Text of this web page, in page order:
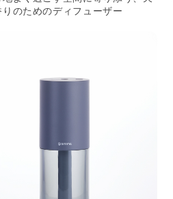
りのためのディフューザー